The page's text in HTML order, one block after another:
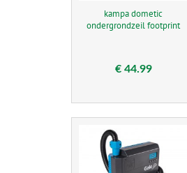
kampa dometic
ondergrondzeil footprint
€ 44.99